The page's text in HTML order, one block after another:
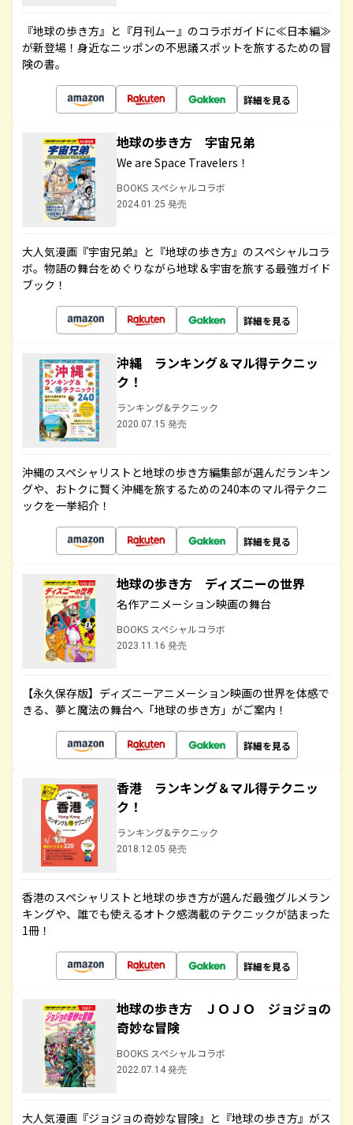
『地球の歩き方』と『月刊ムー』のコラボガイドに≪日本編≫
が新登場！身近なニッポンの不思議スポットを旅するための冒
険の書。
詳細を見る
地球の歩き方 宇宙兄弟
We are Space Travelers！
BOOKS スペシャルコラボ
2024.01.25 発売
大人気漫画『宇宙兄弟』と『地球の歩き方』のスペシャルコラ
ボ。物語の舞台をめぐりながら地球＆宇宙を旅する最強ガイド
ブック！
詳細を見る
沖縄 ランキング＆マル得テクニッ
ク！
ランキング&テクニック
2020.07.15 発売
沖縄のスペシャリストと地球の歩き方編集部が選んだランキン
グや、おトクに賢く沖縄を旅するための240本のマル得テクニ
ックを一挙紹介！
詳細を見る
地球の歩き方 ディズニーの世界
名作アニメーション映画の舞台
BOOKS スペシャルコラボ
2023.11.16 発売
【永久保存版】ディズニーアニメーション映画の世界を体感で
きる、夢と魔法の舞台へ「地球の歩き方」がご案内！
詳細を見る
香港 ランキング＆マル得テクニッ
ク！
ランキング&テクニック
2018.12.05 発売
香港のスペシャリストと地球の歩き方が選んだ最強グルメラン
キングや、誰でも使えるオトク感満載のテクニックが詰まった
1冊！
詳細を見る
地球の歩き方 ＪＯＪＯ ジョジョの
奇妙な冒険
BOOKS スペシャルコラボ
2022.07.14 発売
大人気漫画『ジョジョの奇妙な冒険』と『地球の歩き方』がス